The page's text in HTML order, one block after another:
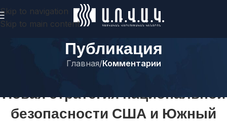
Skip to navigation
Skip to main content
Публикация
Главная/Комментарии
Новая стратегия национальной
безопасности США и Южный